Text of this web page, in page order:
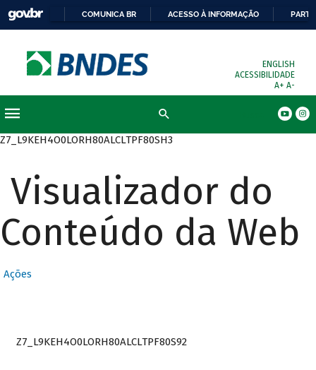
COMUNICA BR ACESSO À INFORMAÇÃO
ENGLISH
ACESSIBILIDADE
A+ A-
Z7_L9KEH4O0LORH80ALCLTPF80SH3
Visualizador do
Conteúdo da Web
Ações
Z7_L9KEH4O0LORH80ALCLTPF80S92